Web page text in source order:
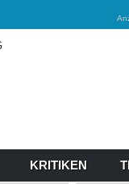
KRITIKEN